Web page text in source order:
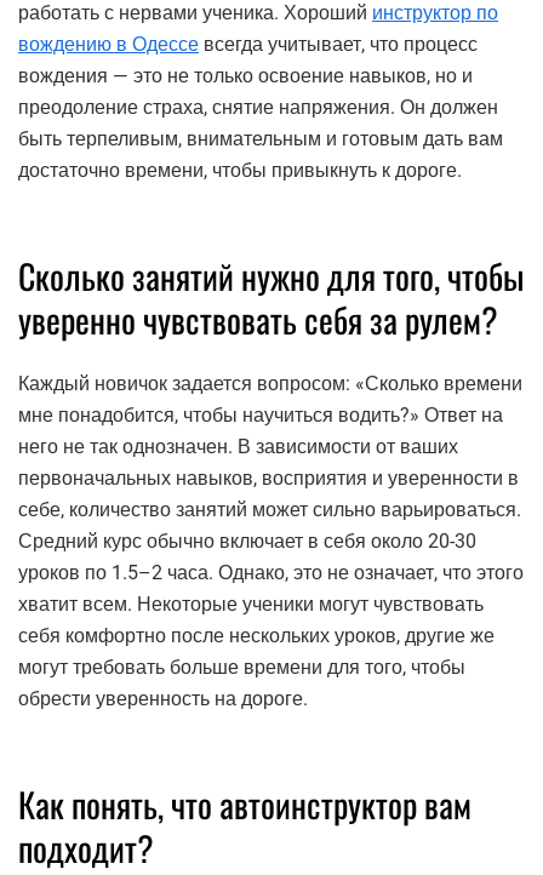
работать с нервами ученика. Хороший инструктор по
вождению в Одессе всегда учитывает, что процесс
вождения — это не только освоение навыков, но и
преодоление страха, снятие напряжения. Он должен
быть терпеливым, внимательным и готовым дать вам
достаточно времени, чтобы привыкнуть к дороге.
Сколько занятий нужно для того, чтобы
уверенно чувствовать себя за рулем?
Каждый новичок задается вопросом: «Сколько времени
мне понадобится, чтобы научиться водить?» Ответ на
него не так однозначен. В зависимости от ваших
первоначальных навыков, восприятия и уверенности в
себе, количество занятий может сильно варьироваться.
Средний курс обычно включает в себя около 20-30
уроков по 1.5–2 часа. Однако, это не означает, что этого
хватит всем. Некоторые ученики могут чувствовать
себя комфортно после нескольких уроков, другие же
могут требовать больше времени для того, чтобы
обрести уверенность на дороге.
Как понять, что автоинструктор вам
подходит?